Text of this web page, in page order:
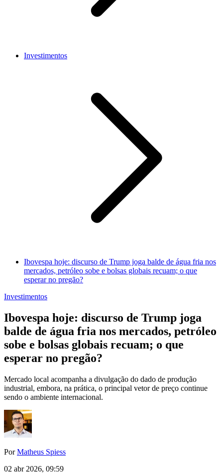
Investimentos
Ibovespa hoje: discurso de Trump joga balde de água fria nos
mercados, petróleo sobe e bolsas globais recuam; o que
esperar no pregão?
Investimentos
Ibovespa hoje: discurso de Trump joga
balde de água fria nos mercados, petróleo
sobe e bolsas globais recuam; o que
esperar no pregão?
Mercado local acompanha a divulgação do dado de produção
industrial, embora, na prática, o principal vetor de preço continue
sendo o ambiente internacional.
PorMatheus Spiess
02 abr 2026, 09:59